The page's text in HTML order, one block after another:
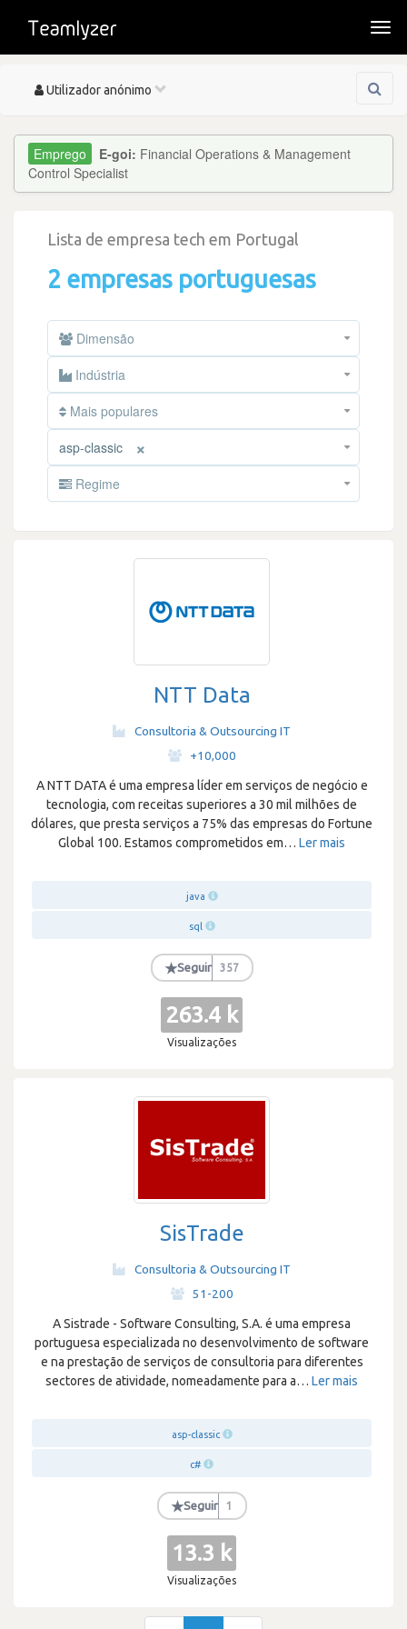
Toggle
Utilizador anónimo
E-goi: Financial Operations & Management
Control Specialist
Lista de empresa tech em Portugal
2 empresas portuguesas
Dimensão
Indústria
Mais populares
×
asp-classic
Regime
NTT Data
Consultoria & Outsourcing IT
+10,000
A NTT DATA é uma empresa líder em serviços de negócio e
tecnologia, com receitas superiores a 30 mil milhões de
dólares, que presta serviços a 75% das empresas do Fortune
Global 100. Estamos comprometidos em… Ler mais
java
sql
★Seguir 357
263.4 k
Visualizações
SisTrade
Consultoria & Outsourcing IT
51-200
A Sistrade - Software Consulting, S.A. é uma empresa
portuguesa especializada no desenvolvimento de software
e na prestação de serviços de consultoria para diferentes
sectores de atividade, nomeadamente para a… Ler mais
asp-classic
c#
★Seguir 1
13.3 k
Visualizações